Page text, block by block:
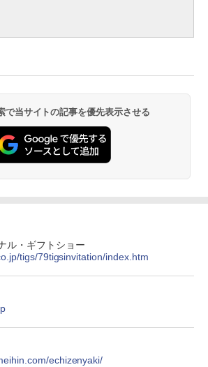
で当サイトの記事を優先表示させる
ル・ギフトショー
tigs/79tigsinvitation/index.htm
echizenyaki/